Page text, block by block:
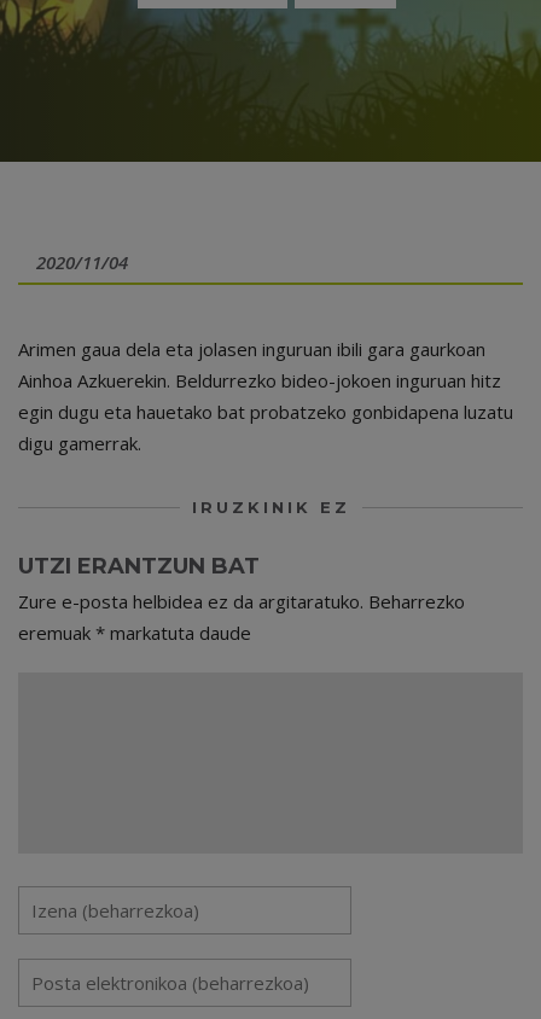
2020/11/04
Arimen gaua dela eta jolasen inguruan ibili gara gaurkoan
Ainhoa Azkuerekin. Beldurrezko bideo-jokoen inguruan hitz
egin dugu eta hauetako bat probatzeko gonbidapena luzatu
digu gamerrak.
IRUZKINIK EZ
UTZI ERANTZUN BAT
Zure e-posta helbidea ez da argitaratuko. Beharrezko
eremuak * markatuta daude